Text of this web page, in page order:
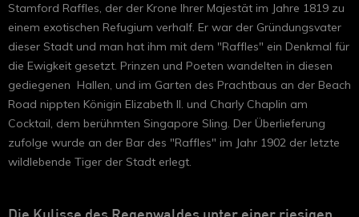
Stamford Raffles, der der Krone Ihrer Majestät im Jahre 1819 zu
einem exotischen Refugium verhalf. Er war der Gründungsvater
dieser Stadt und man hat ihm mit dem "Raffles" ein Denkmal für
die Ewigkeit gesetzt. Prinzen und Poeten wandelten in diesen
gediegenen Hallen, und im Garten des Prachtbaus an der Beach
Road nippten Königin Elizabeth II. und Charly Chaplin am
Cocktail, dem berühmten Singapore Sling. Der Überlieferung
zufolge wurde an der Bar des "Raffles" im Jahr 1902 der letzte
wildlebende Tiger der Stadt erlegt.